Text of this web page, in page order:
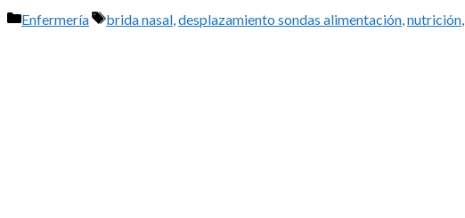
Categorías
Enfermería Etiquetas
brida nasal,desplazamiento sondas alimentación,nutrición,